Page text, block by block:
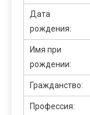
Дата
рождения:
Имя при
рождении:
Гражданство:
Профессия: